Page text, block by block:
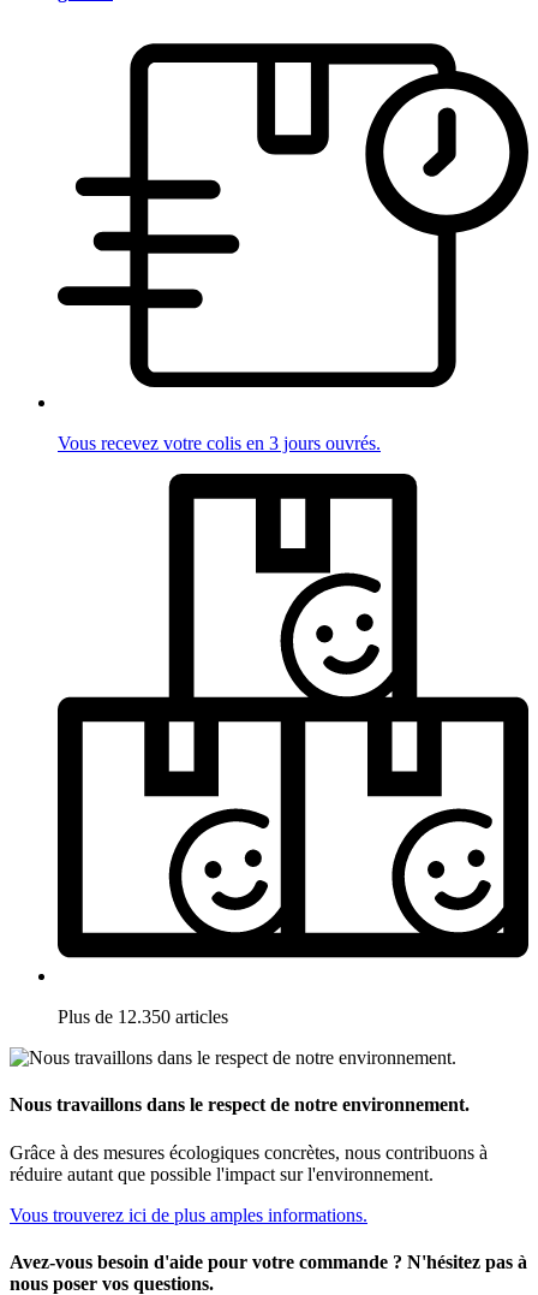
Vous recevez votre colis en 3 jours ouvrés.
Plus de 12.350 articles
Nous travaillons dans le respect de notre environnement.
Grâce à des mesures écologiques concrètes, nous contribuons à
réduire autant que possible l'impact sur l'environnement.
Vous trouverez ici de plus amples informations.
Avez-vous besoin d'aide pour votre commande ? N'hésitez pas à
nous poser vos questions.